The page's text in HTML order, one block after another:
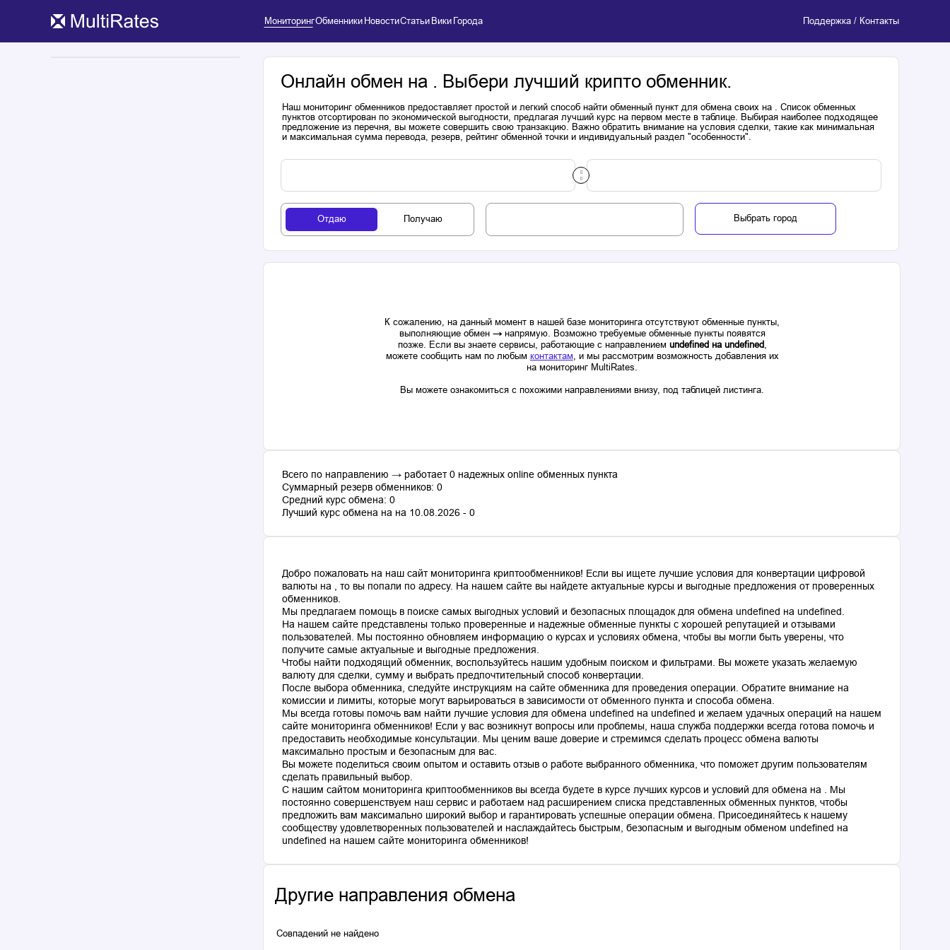
МониторингОбменники НовостиСтатьи Вики Города Поддержка / Контакты
Онлайн обмен на . Выбери лучший крипто обменник.
Наш мониторинг обменников предоставляет простой и легкий способ найти обменный пункт для обмена своих на . Список обменных
пунктов отсортирован по экономической выгодности, предлагая лучший курс на первом месте в таблице. Выбирая наиболее подходящее
предложение из перечня, вы можете совершить свою транзакцию. Важно обратить внимание на условия сделки, такие как минимальная
и максимальная сумма перевода, резерв, рейтинг обменной точки и индивидуальный раздел "особенности".
Отдаю Получаю Выбрать город
К сожалению, на данный момент в нашей базе мониторинга отсутствуют обменные пункты,
выполняющие обмен → напрямую. Возможно требуемые обменные пункты появятся
позже. Если вы знаете сервисы, работающие с направлением undefined на undefined,
можете сообщить нам по любым контактам, и мы рассмотрим возможность добавления их
на мониторинг MultiRates.
Вы можете ознакомиться с похожими направлениями внизу, под таблицей листинга.
Всего по направлению → работает 0 надежных online обменных пункта
Суммарный резерв обменников: 0
Средний курс обмена: 0
Лучший курс обмена на на 10.08.2026 - 0
Добро пожаловать на наш сайт мониторинга криптообменников! Если вы ищете лучшие условия для конвертации цифровой
валюты на , то вы попали по адресу. На нашем сайте вы найдете актуальные курсы и выгодные предложения от проверенных
обменников.
Мы предлагаем помощь в поиске самых выгодных условий и безопасных площадок для обмена undefined на undefined.
На нашем сайте представлены только проверенные и надежные обменные пункты с хорошей репутацией и отзывами
пользователей. Мы постоянно обновляем информацию о курсах и условиях обмена, чтобы вы могли быть уверены, что
получите самые актуальные и выгодные предложения.
Чтобы найти подходящий обменник, воспользуйтесь нашим удобным поиском и фильтрами. Вы можете указать желаемую
валюту для сделки, сумму и выбрать предпочтительный способ конвертации.
После выбора обменника, следуйте инструкциям на сайте обменника для проведения операции. Обратите внимание на
комиссии и лимиты, которые могут варьироваться в зависимости от обменного пункта и способа обмена.
Мы всегда готовы помочь вам найти лучшие условия для обмена undefined на undefined и желаем удачных операций на нашем
сайте мониторинга обменников! Если у вас возникнут вопросы или проблемы, наша служба поддержки всегда готова помочь и
предоставить необходимые консультации. Мы ценим ваше доверие и стремимся сделать процесс обмена валюты
максимально простым и безопасным для вас.
Вы можете поделиться своим опытом и оставить отзыв о работе выбранного обменника, что поможет другим пользователям
сделать правильный выбор.
С нашим сайтом мониторинга криптообменников вы всегда будете в курсе лучших курсов и условий для обмена на . Мы
постоянно совершенствуем наш сервис и работаем над расширением списка представленных обменных пунктов, чтобы
предложить вам максимально широкий выбор и гарантировать успешные операции обмена. Присоединяйтесь к нашему
сообществу удовлетворенных пользователей и наслаждайтесь быстрым, безопасным и выгодным обменом undefined на
Другие направления обмена
Совпадений не найдено